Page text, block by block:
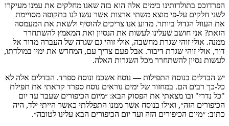
הפרדוכס בתולדותינו בימים אלה הוא בזה שאנו מחלקים את עמנו מעיקרו
לשני חלקים על-פי מוצא משתי ארצות אשר עשו לנו בתקופה מסויימת
את העוול הגדול ביותר. מדוע אנו צריכים להוסיף ולשאת את המעמסה
הזאת? אני חושב שעלינו לעשות את הנסיון ואת המאמץ להשתחרר
ממנה. אולי זוהי שגרת מחשבה, אולי זוהי גם שגרה של העברה מדור אל
דור, אולי זוהי שגרת דיבור. אבל פעם צריך עם, המחדש את ימיו במולדתו,
לעשות נסיון להשתחרר מכל השגרות האלה.
יש הבדלים בנוסח התפילות — נוסח אשכנז ונוסח ספרד. הבדלים אלה לא
כל-כך רבים הם. במחזור של ימים נוראים נוסח ספרד קראתי את תפילת
"כל נדרי" ובו מצאתי את הפסוק הבא: ״מיום הכיפורים שעבר עד יום
הכיפורים הזה״, ואילו בנוסח אשר ממנו התפללתי כאשר הייתי ילד, היה
כתוב: ״מיום הכיפורים הזה ועד יום הכיפורים הבא עלינו לטובה״.